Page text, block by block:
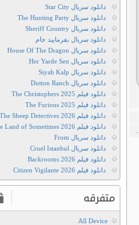
دانلود سریال Star City
دانلود سریال The Hunting Party
دانلود سریال Sheriff Country
دانلود سریال بفرمایید جام
دانلود سریال House Of The Dragon
دانلود سریال Her Yarde Sen
دانلود سریال Siyah Kalp
دانلود سریال Dutton Ranch
دانلود فیلم The Christophers 2025
دانلود فیلم The Furious 2025
دانلود فیلم The Sheep Detectives 2026
دانلود فیلم The Land of Sometimes 2026
دانلود سریال From
دانلود سریال Cruel Istanbul
دانلود فیلم Backrooms 2026
دانلود فیلم Citizen Vigilante 2026
متفرقه
All Device